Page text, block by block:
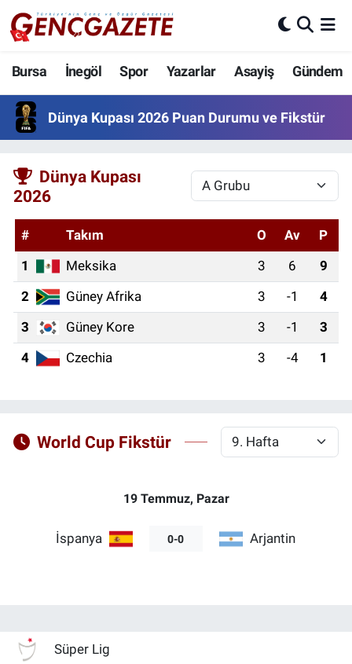
Bursa İnegöl Spor Yazarlar Asayiş Gündem
Dünya Kupası 2026 Puan Durumu ve Fikstür
Dünya Kupası
2026
# Takım O Av
P
1
Meksika 3 6
9
2
Güney Afrika 3 -1
4
3
Güney Kore 3 -1
3
4
Czechia 3 -4 1
World Cup Fikstür
19 Temmuz, Pazar
İspanya 0-0 Arjantin
Süper Lig
Bursa
İnegöl
3.SAYFA
Spor
Eğitim
Ekonomi
Güncel
İnanç
Teknoloji
Nöbetçi Eczaneler
Hava Durumu
Trafik Durumu
Süper Lig Puan Durumu ve Fikstür
Tüm Manşetler
Son Dakika Haberleri
Haber Arşivi